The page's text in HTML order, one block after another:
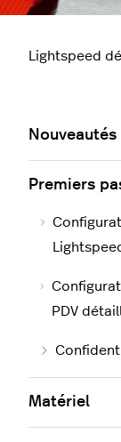
Lightspeed
Nouveautés
Premiers
PDV
Matériel